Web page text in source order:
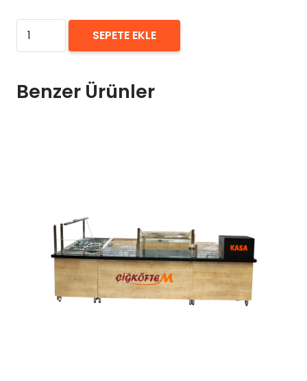
₺0,00
Metal
Portmanto
Kiralama
SEPETE EKLE
Benzer Ürünler